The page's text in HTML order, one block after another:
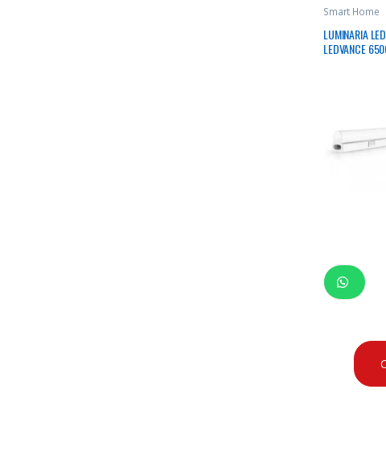
Smart Home
LUMINARIA
LEDVANCE